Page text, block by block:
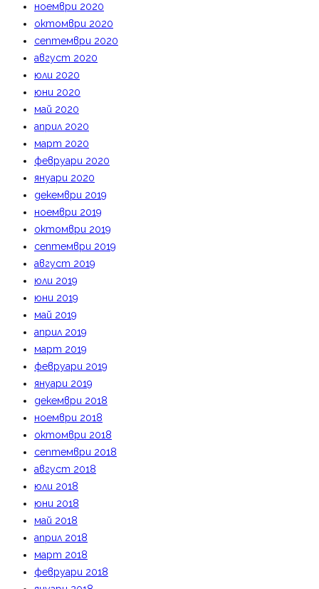
ноември 2020
октомври 2020
септември 2020
август 2020
юли 2020
юни 2020
май 2020
април 2020
март 2020
февруари 2020
януари 2020
декември 2019
ноември 2019
октомври 2019
септември 2019
август 2019
юли 2019
юни 2019
май 2019
април 2019
март 2019
февруари 2019
януари 2019
декември 2018
ноември 2018
октомври 2018
септември 2018
август 2018
юли 2018
юни 2018
май 2018
април 2018
март 2018
февруари 2018